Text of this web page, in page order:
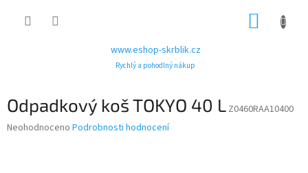
www.eshop-skrblik.cz
Rychlý a pohodlný nákup
Odpadkový koš TOKYO 40 L Z0460RAA10400
Průměrné
Neohodnoceno Podrobnosti hodnocení